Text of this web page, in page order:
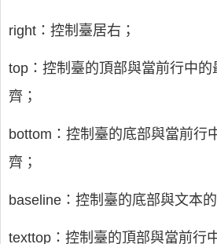
right：控制臺居右；
top：控制臺的頂部與當前行中
齊；
bottom：控制臺的底部與當前行
齊；
baseline：控制臺的底部與文本
texttop：控制臺的頂部與當前行